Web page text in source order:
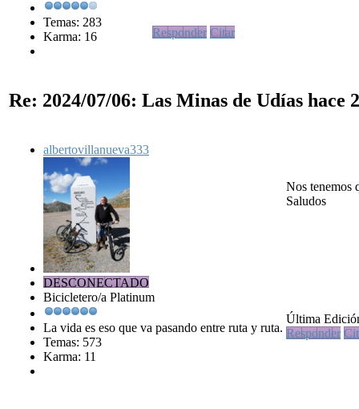
Temas: 283
Karma: 16
Responder Citar
Re: 2024/07/06: Las Minas de Udías hace
albertovillanueva333
DESCONECTADO
Bicicletero/a Platinum
La vida es eso que va pasando entre ruta y ruta.
Temas: 573
Karma: 11
Nos tenemos
Saludos
Última
Responder